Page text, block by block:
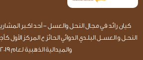
كيان رائد في مجال النحل والعسل - أحد اكـبر المشاريع
والميدالية الذهبية لعام 2019 ✨